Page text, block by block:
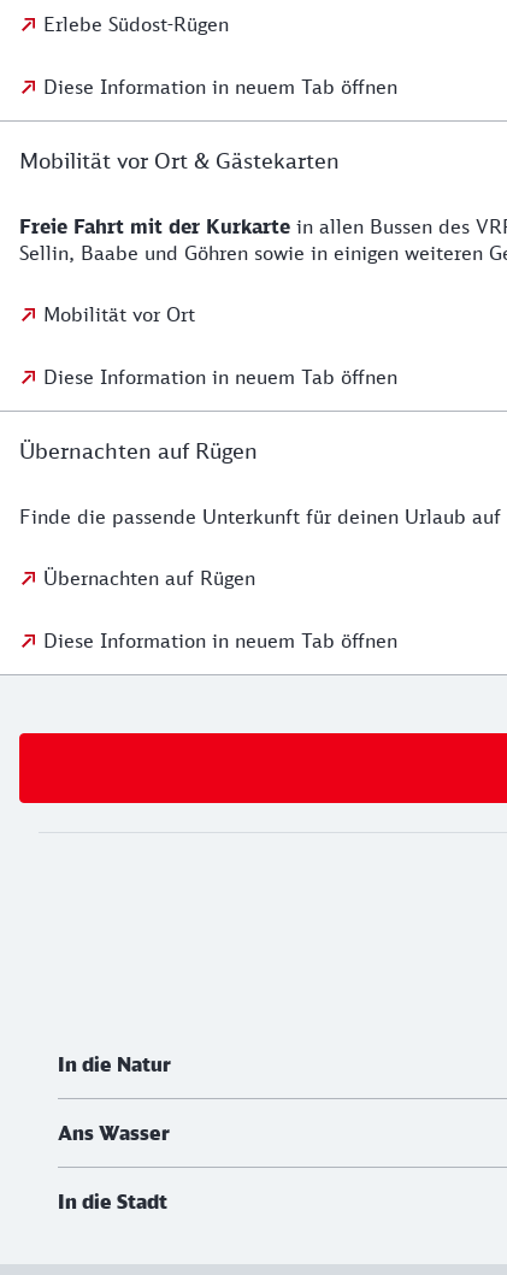
Erlebe Südost-Rügen
Diese Information in neuem Tab öffnen
Mobilität vor Ort & Gästekarten
Freie Fahrt mit der Kurkarte in allen Bussen des
Sellin, Baabe und Göhren sowie in einigen weiteren
Mobilität vor Ort
Diese Information in neuem Tab öffnen
Übernachten auf Rügen
Finde die passende Unterkunft für deinen Urlaub auf
Übernachten auf Rügen
Diese Information in neuem Tab öffnen
In die Natur
Ans Wasser
In die Stadt